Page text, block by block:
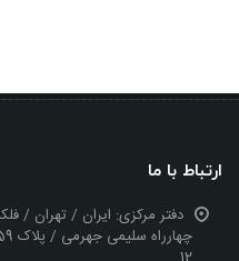
ارتباط با ما
دفتر مرکزی: ایران / تهران /